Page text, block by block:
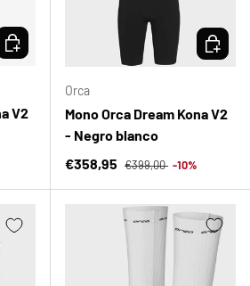
V2
ELEGIR OPCIONES
Orca
Mono Orca Dream Kona V2
- Negro blanco
Precio de venta
€358,95 Precio normal
€399,00 -10%
ELEGIR